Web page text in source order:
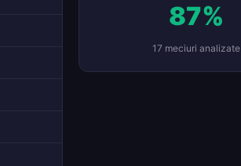
87%
17 meciuri analizate